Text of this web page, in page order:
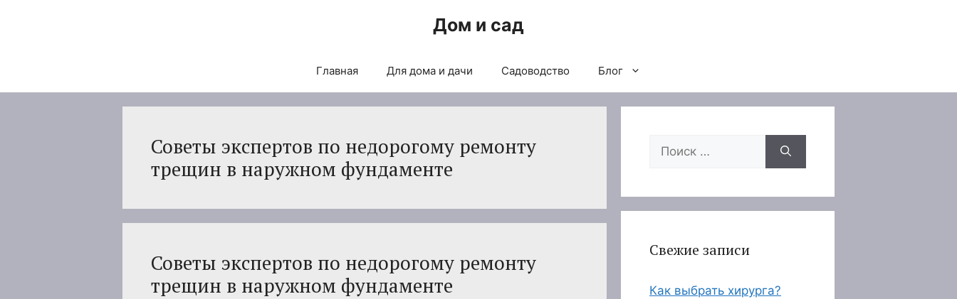
Дом и сад
Главная Для дома и дачи Садоводство Блог
Советы экспертов по недорогому ремонту
трещин в наружном фундаменте
Советы экспертов по недорогому ремонту
трещин в наружном фундаменте
Поиск:
Свежие записи
Как выбрать хирурга?